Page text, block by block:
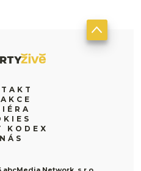
KODEX